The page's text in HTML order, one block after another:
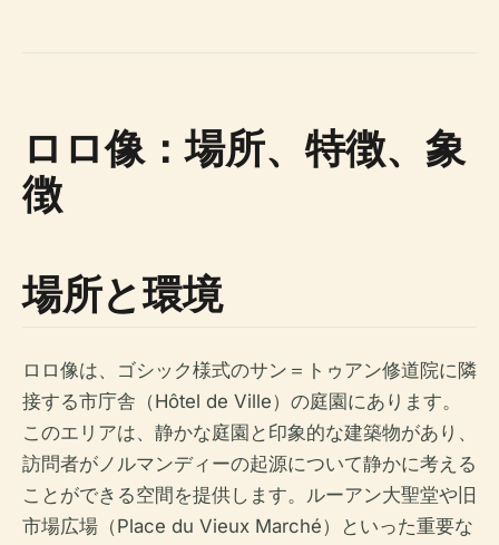
ロロ像：場所、特徴、象
徴
場所と環境
ロロ像は、ゴシック様式のサン＝トゥアン修道院に隣
接する市庁舎（Hôtel de Ville）の庭園にあります。
このエリアは、静かな庭園と印象的な建築物があり、
訪問者がノルマンディーの起源について静かに考える
ことができる空間を提供します。ルーアン大聖堂や旧
市場広場（Place du Vieux Marché）といった重要な